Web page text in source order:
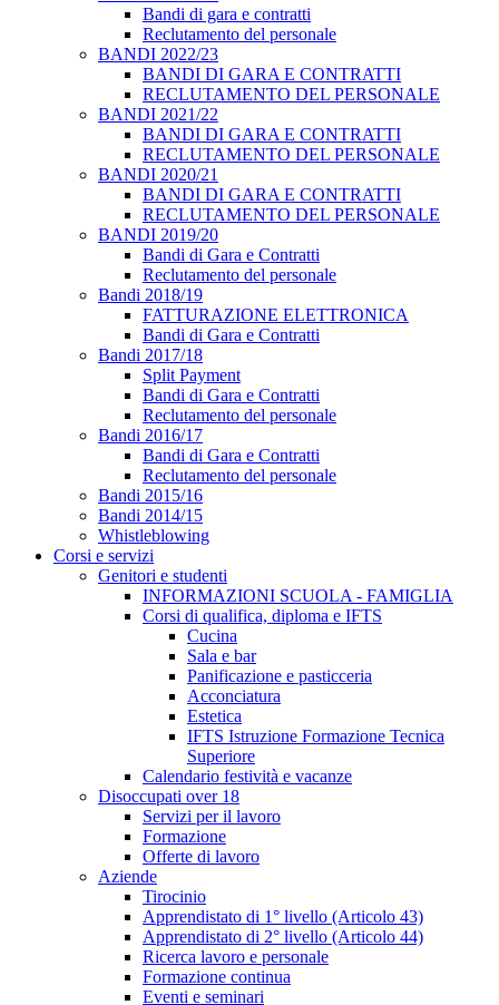
Bandi di gara e contratti
Reclutamento del personale
BANDI 2022/23
BANDI DI GARA E CONTRATTI
RECLUTAMENTO DEL PERSONALE
BANDI 2021/22
BANDI DI GARA E CONTRATTI
RECLUTAMENTO DEL PERSONALE
BANDI 2020/21
BANDI DI GARA E CONTRATTI
RECLUTAMENTO DEL PERSONALE
BANDI 2019/20
Bandi di Gara e Contratti
Reclutamento del personale
Bandi 2018/19
FATTURAZIONE ELETTRONICA
Bandi di Gara e Contratti
Bandi 2017/18
Split Payment
Bandi di Gara e Contratti
Reclutamento del personale
Bandi 2016/17
Bandi di Gara e Contratti
Reclutamento del personale
Bandi 2015/16
Bandi 2014/15
Whistleblowing
Corsi e servizi
Genitori e studenti
INFORMAZIONI SCUOLA - FAMIGLIA
Corsi di qualifica, diploma e IFTS
Cucina
Sala e bar
Panificazione e pasticceria
Acconciatura
Estetica
IFTS Istruzione Formazione Tecnica
Superiore
Calendario festività e vacanze
Disoccupati over 18
Servizi per il lavoro
Formazione
Offerte di lavoro
Aziende
Tirocinio
Apprendistato di 1° livello (Articolo 43)
Apprendistato di 2° livello (Articolo 44)
Ricerca lavoro e personale
Formazione continua
Eventi e seminari